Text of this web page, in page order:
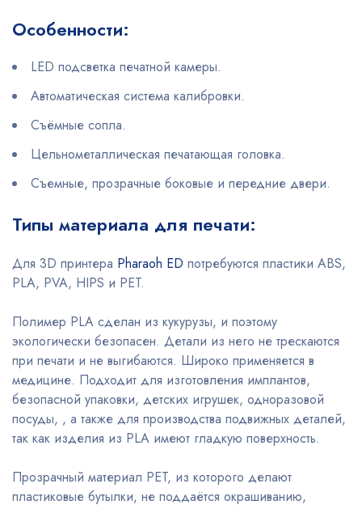
Особенности:
LED подсветка печатной камеры.
Автоматическая система калибровки.
Съёмные сопла.
Цельнометаллическая печатающая головка.
Съемные, прозрачные боковые и передние двери.
Типы материала для печати:
Для 3D принтера Pharaoh ED потребуются пластики ABS,
PLA, PVA, HIPS и PET.
Полимер PLA сделан из кукурузы, и поэтому
экологически безопасен. Детали из него не трескаются
при печати и не выгибаются. Широко применяется в
медицине. Подходит для изготовления имплантов,
безопасной упаковки, детских игрушек, одноразовой
посуды, , а также для производства подвижных деталей,
так как изделия из PLA имеют гладкую поверхность.
Прозрачный материал PET, из которого делают
пластиковые бутылки, не поддаётся окрашиванию,